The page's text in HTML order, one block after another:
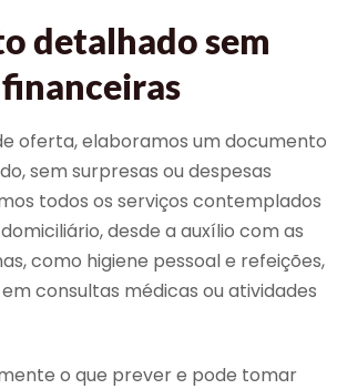
detalhado sem
oferta, elaboramos um documento
sem surpresas ou despesas
todos os serviços contemplados
desde a auxílio com as
como higiene pessoal e refeições,
consultas médicas ou atividades
o que prever e pode tomar